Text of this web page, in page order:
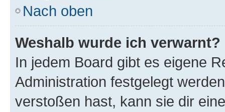
Nach oben
Weshalb wurde ich verwarnt?
In jedem Board gibt es eigene
Administration festgelegt
verstoßen hast, kann sie dir